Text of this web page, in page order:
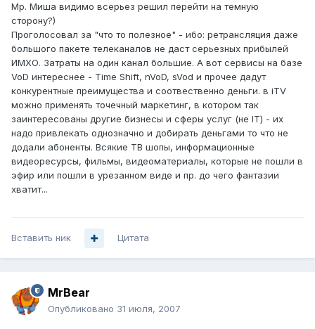
Мр. Миша видимо всерьез решил перейти на темную
сторону?)
Проголосовал за "что то полезное" - ибо: ретрансляция даже
большого пакете телеканалов не даст серьезных прибылей
ИМХО. Затраты на один канал большие. А вот сервисы на базе
VoD интереснее - Time Shift, nVoD, sVod и прочее дадут
конкурентные преимущества и соотвественно деньги. в iTV
можно применять точечный маркетинг, в котором так
заинтересованы другие бизнесы и сферы услуг (не IT) - их
надо привлекать однозначно и добирать деньгами то что не
додали абоненты. Всякие ТВ шопы, информационные
видеоресурсы, фильмы, видеоматериалы, которые не пошли в
эфир или пошли в урезанном виде и пр. до чего фантазии
хватит...
Вставить ник Цитата
MrBear
Опубликовано 31 июля, 2007